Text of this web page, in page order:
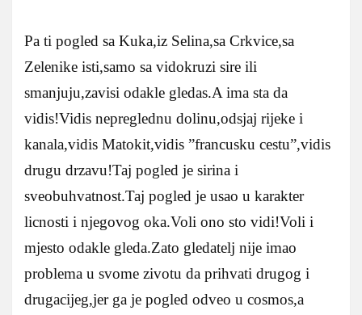
Pa ti pogled sa Kuka,iz Selina,sa Crkvice,sa
Zelenike isti,samo sa vidokruzi sire ili
smanjuju,zavisi odakle gledas.A ima sta da
vidis!Vidis nepreglednu dolinu,odsjaj rijeke i
kanala,vidis Matokit,vidis ”francusku cestu”,vidis
drugu drzavu!Taj pogled je sirina i
sveobuhvatnost.Taj pogled je usao u karakter
licnosti i njegovog oka.Voli ono sto vidi!Voli i
mjesto odakle gleda.Zato gledatelj nije imao
problema u svome zivotu da prihvati drugog i
drugacijeg,jer ga je pogled odveo u cosmos,a